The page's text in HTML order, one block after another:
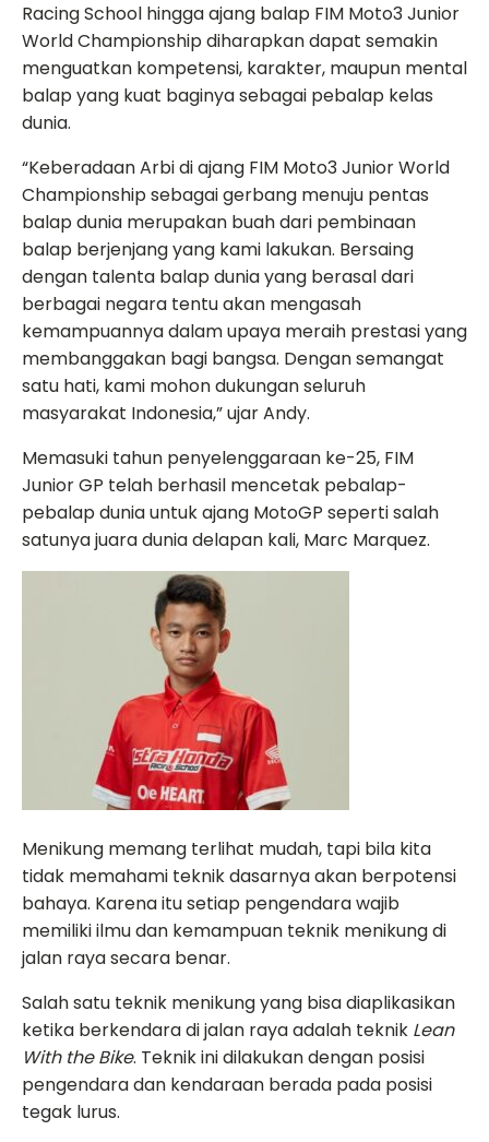
Racing School hingga ajang balap FIM Moto3 Junior
World Championship diharapkan dapat semakin
menguatkan kompetensi, karakter, maupun mental
balap yang kuat baginya sebagai pebalap kelas
dunia.
“Keberadaan Arbi di ajang FIM Moto3 Junior World
Championship sebagai gerbang menuju pentas
balap dunia merupakan buah dari pembinaan
balap berjenjang yang kami lakukan. Bersaing
dengan talenta balap dunia yang berasal dari
berbagai negara tentu akan mengasah
kemampuannya dalam upaya meraih prestasi yang
membanggakan bagi bangsa. Dengan semangat
satu hati, kami mohon dukungan seluruh
masyarakat Indonesia,” ujar Andy.
Memasuki tahun penyelenggaraan ke-25, FIM
Junior GP telah berhasil mencetak pebalap-
pebalap dunia untuk ajang MotoGP seperti salah
satunya juara dunia delapan kali, Marc Marquez.
Menikung memang terlihat mudah, tapi bila kita
tidak memahami teknik dasarnya akan berpotensi
bahaya. Karena itu setiap pengendara wajib
memiliki ilmu dan kemampuan teknik menikung di
jalan raya secara benar.
Salah satu teknik menikung yang bisa diaplikasikan
ketika berkendara di jalan raya adalah teknik Lean
With the Bike. Teknik ini dilakukan dengan posisi
pengendara dan kendaraan berada pada posisi
tegak lurus.